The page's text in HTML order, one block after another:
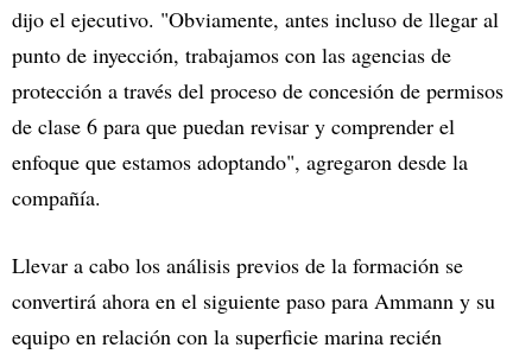
dijo el ejecutivo. "Obviamente, antes incluso de llegar al
punto de inyección, trabajamos con las agencias de
protección a través del proceso de concesión de permisos
de clase 6 para que puedan revisar y comprender el
enfoque que estamos adoptando", agregaron desde la
compañía.
Llevar a cabo los análisis previos de la formación se
convertirá ahora en el siguiente paso para Ammann y su
equipo en relación con la superficie marina recién